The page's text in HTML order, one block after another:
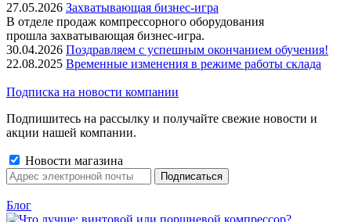
27.05.2026 Захватывающая бизнес-игра
В отделе продаж компрессорного оборудования
прошла захватывающая бизнес-игра.
30.04.2026 Поздравляем с успешным окончанием обучения!
22.08.2025 Временные изменения в режиме работы склада
Подписка на новости компании
Подпишитесь на рассылку и получайте свежие новости и
акции нашей компании.
Новости магазина
Блог